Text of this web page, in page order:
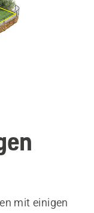
mit einigen